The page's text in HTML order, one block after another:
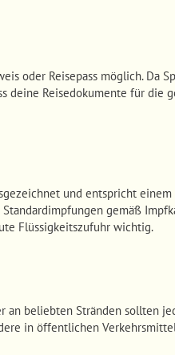
oder Reisepass möglich. Da
deine Reisedokumente für die
und entspricht
gemäß
Flüssigkeitszufuhr wichtig.
an beliebten Stränden sollten
in öffentlichen